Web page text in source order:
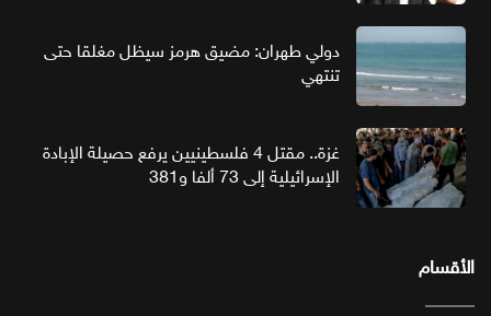
دولي طهران: مضيق هرمز سيظل مغلقا حتى
تنتهي
غزة.. مقتل 4 فلسطينيين يرفع حصيلة الإبادة
الإسرائيلية إلى 73 ألفا و381
الأقسام